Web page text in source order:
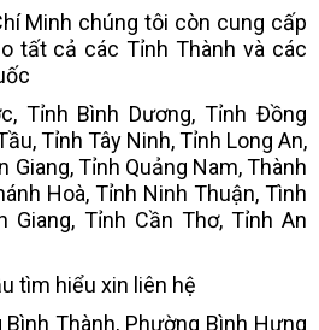
Minh chúng tôi còn cung cấp
tất cả các Tỉnh Thành và các
Tỉnh Bình Dương, Tỉnh Đồng
Tỉnh Tây Ninh, Tỉnh Long An,
Giang, Tỉnh Quảng Nam, Thành
Hoà, Tỉnh Ninh Thuận, Tình
Giang, Tỉnh Cần Thơ, Tỉnh An
tìm hiểu xin liên hệ
Thành, Phường Bình Hưng